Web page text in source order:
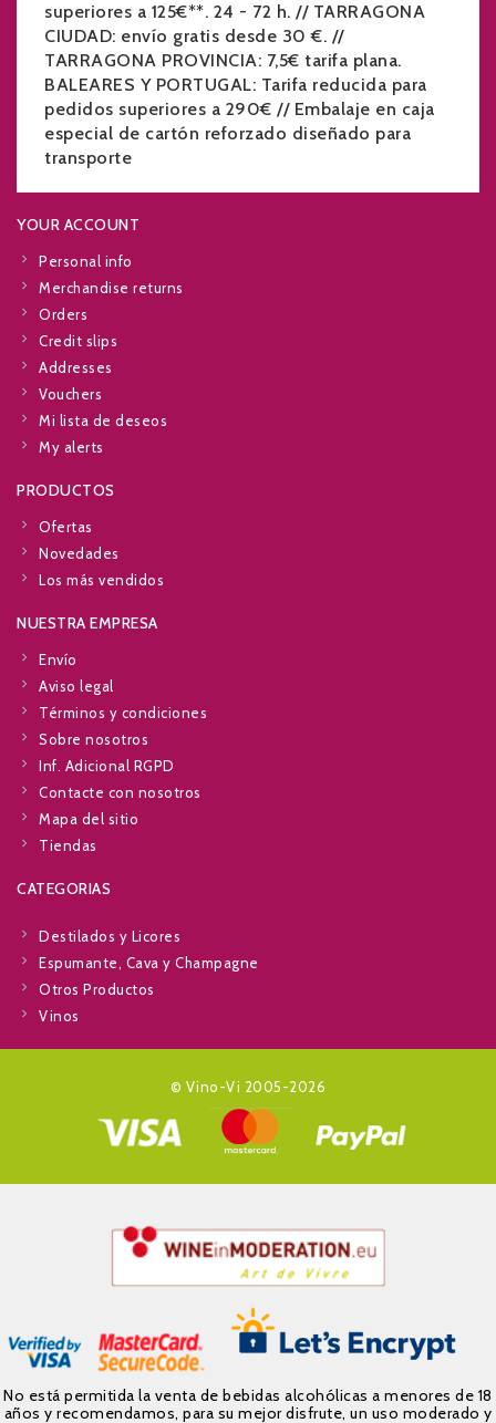
superiores a 125€**. 24 - 72 h. // TARRAGONA
CIUDAD: envío gratis desde 30 €. //
TARRAGONA PROVINCIA: 7,5€ tarifa plana.
BALEARES Y PORTUGAL: Tarifa reducida para
pedidos superiores a 290€ // Embalaje en caja
especial de cartón reforzado diseñado para
transporte
YOUR ACCOUNT
Personal info
Merchandise returns
Orders
Credit slips
Addresses
Vouchers
Mi lista de deseos
My alerts
PRODUCTOS
Ofertas
Novedades
Los más vendidos
NUESTRA EMPRESA
Envío
Aviso legal
Términos y condiciones
Sobre nosotros
Inf. Adicional RGPD
Contacte con nosotros
Mapa del sitio
Tiendas
CATEGORIAS
Destilados y Licores
Espumante, Cava y Champagne
Otros Productos
Vinos
© Vino-Vi 2005-2026
No está permitida la venta de bebidas alcohólicas a menores de 18
años y recomendamos, para su mejor disfrute, un uso moderado y